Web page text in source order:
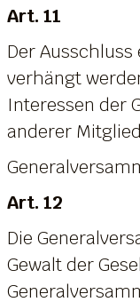
Art. 11
Der
verhängt
Interessen der
anderer
Art. 12
Die
Gewalt der